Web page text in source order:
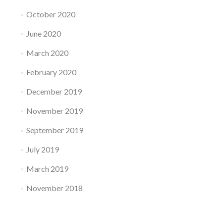
October 2020
June 2020
March 2020
February 2020
December 2019
November 2019
September 2019
July 2019
March 2019
November 2018